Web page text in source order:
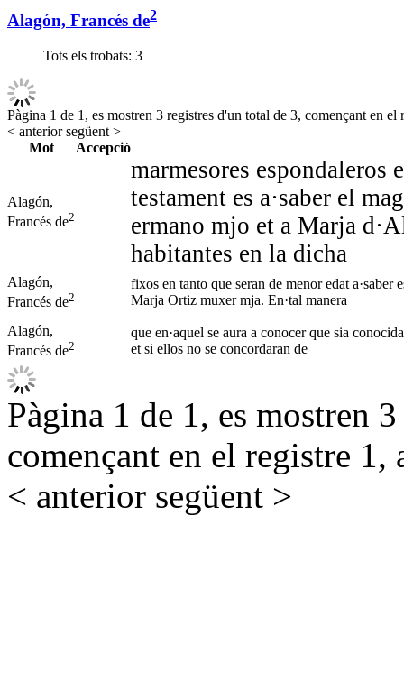
Alagón, Francés de2
Tots els trobats: 3
Pàgina 1 de 1, es mostren 3 registres d'un total de 3, començant en el
< anteriorsegüent >
Mot
Accepció
Alagón,
Francés de2
marmesores
testament es a·saber el
ermano mjo et a Marja
habitantes en la dicha
Alagón,
Francés de2
fixos en tanto que seran de menor edat
Marja Ortiz muxer mja. En·tal manera
Alagón,
Francés de2
que en·aquel se aura a conocer que sia
et si ellos no se concordaran de
Pàgina 1 de 1, es mostren
començant en el registre 1,
< anterior següent >